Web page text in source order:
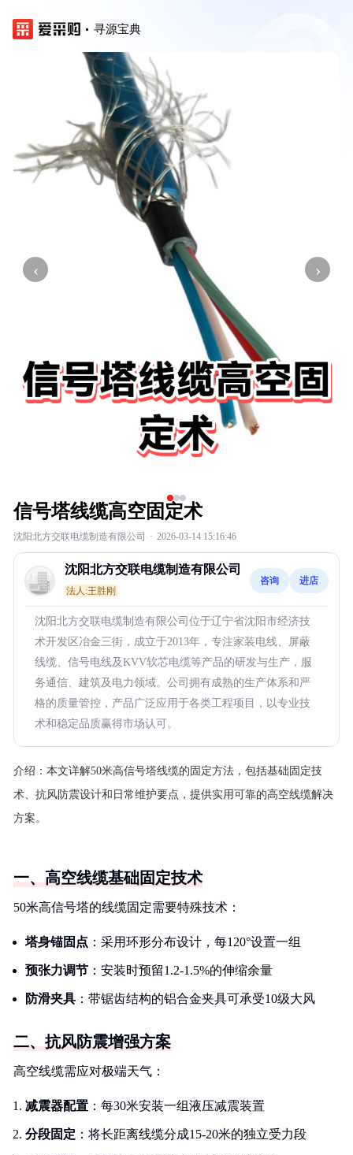
寻源宝典
‹ ›
信号塔线缆高空固定术
沈阳北方交联电缆制造有限公司 · 2026-03-14 15:16:46
沈阳北方交联电缆制造有限公司
法人:王胜刚
咨询 进店
沈阳北方交联电缆制造有限公司位于辽宁省沈阳市经济技
术开发区冶金三街，成立于2013年，专注家装电线、屏蔽
线缆、信号电线及KVV软芯电缆等产品的研发与生产，服
务通信、建筑及电力领域。公司拥有成熟的生产体系和严
格的质量管控，产品广泛应用于各类工程项目，以专业技
术和稳定品质赢得市场认可。
介绍： 本文详解50米高信号塔线缆的固定方法，包括基础固定技
术、抗风防震设计和日常维护要点，提供实用可靠的高空线缆解决
方案。
一、高空线缆基础固定技术
50米高信号塔的线缆固定需要特殊技术：
塔身锚固点 ：采用环形分布设计，每120°设置一组
预张力调节 ：安装时预留1.2-1.5%的伸缩余量
防滑夹具 ：带锯齿结构的铝合金夹具可承受10级大风
二、抗风防震增强方案
高空线缆需应对极端天气：
减震器配置 ：每30米安装一组液压减震装置
分段固定 ：将长距离线缆分成15-20米的独立受力段